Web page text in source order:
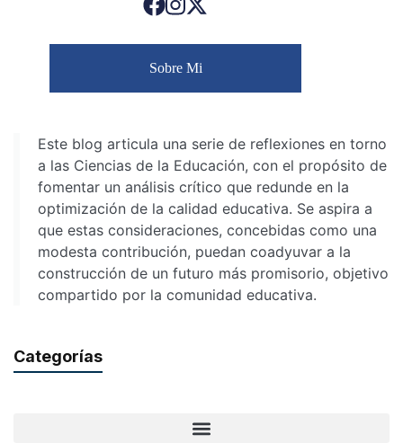
Sobre Mi
Este blog articula una serie de reflexiones en torno
a las Ciencias de la Educación, con el propósito de
fomentar un análisis crítico que redunde en la
optimización de la calidad educativa. Se aspira a
que estas consideraciones, concebidas como una
modesta contribución, puedan coadyuvar a la
construcción de un futuro más promisorio, objetivo
compartido por la comunidad educativa.
Categorías